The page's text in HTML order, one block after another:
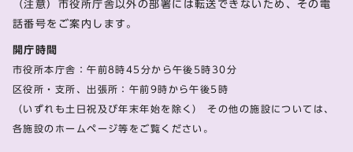
（注意）市役所庁舎以外の部署には転送できないため、その電
話番号をご案内します。
開庁時間
市役所本庁舎：午前8時45分から午後5時30分
区役所・支所、出張所：午前9時から午後5時
（いずれも土日祝及び年末年始を除く） その他の施設については、
各施設のホームページ等をご覧ください。